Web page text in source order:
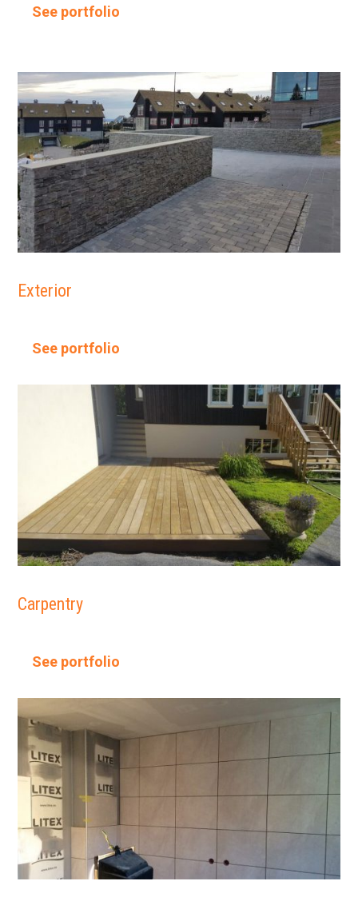
See portfolio
Exterior
See portfolio
Carpentry
See portfolio